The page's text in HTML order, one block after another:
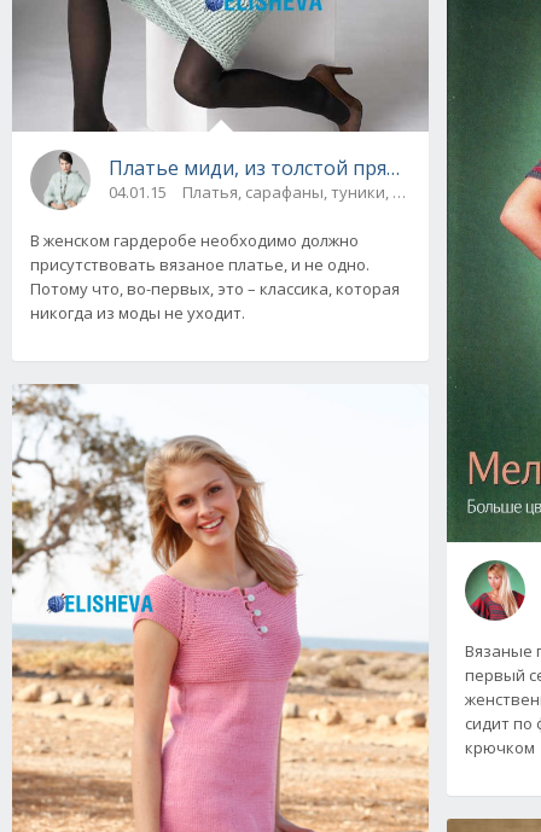
Платье миди, из толстой пряжи
04.01.15 Платья, сарафаны, туники, юбки
В женском гардеробе необходимо должно
присутствовать вязаное платье, и не одно.
Потому что, во-первых, это – классика, которая
никогда из моды не уходит.
Вязаные
первый
сидит по
крючком